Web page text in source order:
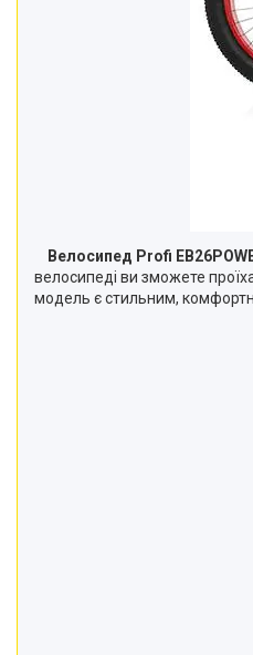
Велосипед Profi
велосипеді ви зможете
модель є стильним,